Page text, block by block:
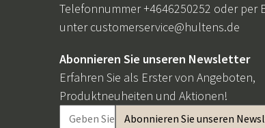
Telefonnummer +4646250252 oder per
untercustomerservice@hultens.de
Abonnieren Sie unseren Newsletter
Erfahren Sie als Erster von Angeboten,
Produktneuheiten und Aktionen!